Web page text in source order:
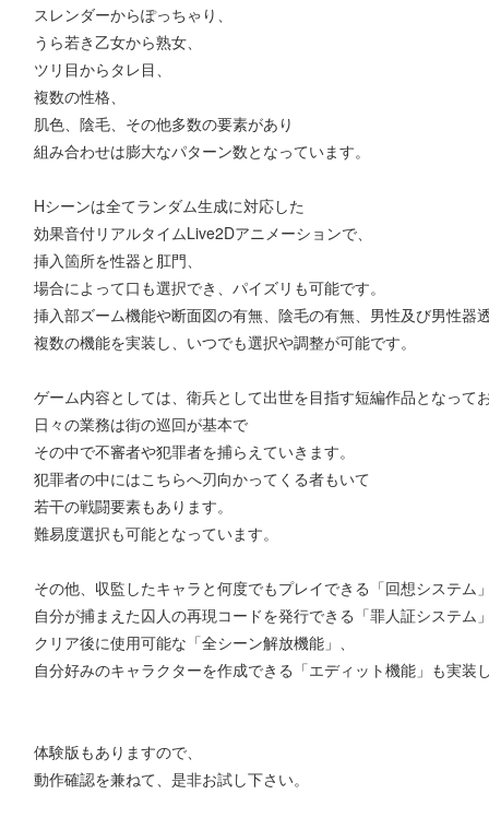
スレンダーからぽっちゃり、
うら若き乙女から熟女、
ツリ目からタレ目、
複数の性格、
肌色、陰毛、その他多数の要素があり
組み合わせは膨大なパターン数となっています。
Hシーンは全てランダム生成に対応した
効果音付リアルタイムLive2Dアニメーションで、
挿入箇所を性器と肛門、
場合によって口も選択でき、パイズリも可能です。
挿入部ズーム機能や断面図の有無、陰毛の有無、男性及び男性器
複数の機能を実装し、いつでも選択や調整が可能です。
ゲーム内容としては、衛兵として出世を目指す短編作品となって
日々の業務は街の巡回が基本で
その中で不審者や犯罪者を捕らえていきます。
犯罪者の中にはこちらへ刃向かってくる者もいて
若干の戦闘要素もあります。
難易度選択も可能となっています。
その他、収監したキャラと何度でもプレイできる「回想システム」
自分が捕まえた囚人の再現コードを発行できる「罪人証システム」
クリア後に使用可能な「全シーン解放機能」、
自分好みのキャラクターを作成できる「エディット機能」も実装
体験版もありますので、
動作確認を兼ねて、是非お試し下さい。